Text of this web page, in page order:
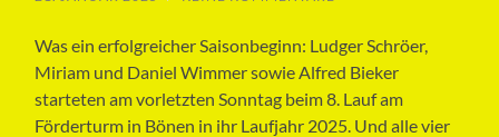
Was ein erfolgreicher Saisonbeginn: Ludger Schröer,
Miriam und Daniel Wimmer sowie Alfred Bieker
starteten am vorletzten Sonntag beim 8. Lauf am
Förderturm in Bönen in ihr Laufjahr 2025. Und alle vier